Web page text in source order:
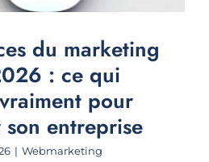
du marketing
: ce qui
pour
entreprise
| Webmarketing